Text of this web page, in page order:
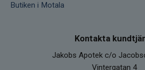
Butiken i Motala
Kontakta
Jakobs Apotek c/o
Vintergatan 4